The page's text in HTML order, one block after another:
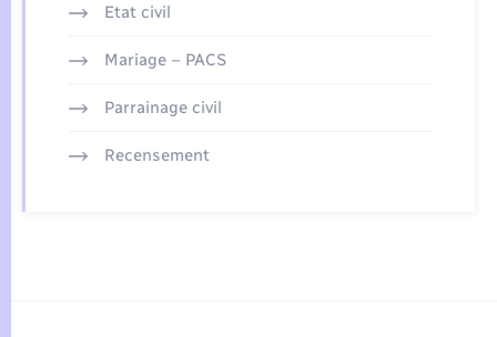
Etat civil
Mariage – PACS
Parrainage civil
Recensement